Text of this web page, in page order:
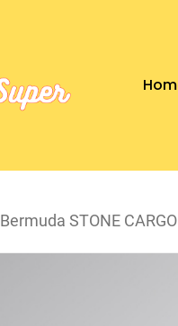
Bermuda STONE